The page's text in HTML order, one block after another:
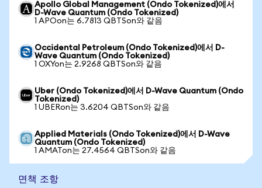
Apollo Global Management (Ondo Tokenized)에서
D-Wave Quantum (Ondo Tokenized)
1 APOon는 6.7813 QBTSon와 같음
Occidental Petroleum (Ondo Tokenized)에서 D-
Wave Quantum (Ondo Tokenized)
1 OXYon는 2.9268 QBTSon와 같음
Uber (Ondo Tokenized)에서 D-Wave Quantum (Ondo
Tokenized)
1 UBERon는 3.6204 QBTSon와 같음
Applied Materials (Ondo Tokenized)에서 D-Wave
Quantum (Ondo Tokenized)
1 AMATon는 27.4564 QBTSon와 같음
면책 조항